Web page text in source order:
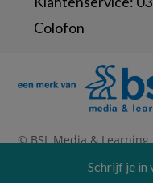
Colofon
© BSL Media &
Schrijf je in
Nieuwsbrief